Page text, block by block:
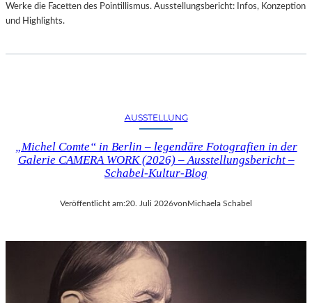
Werke die Facetten des Pointillismus. Ausstellungsbericht: Infos, Konzeption
und Highlights.
AUSSTELLUNG
„Michel Comte“ in Berlin – legendäre Fotografien in der
Galerie CAMERA WORK (2026) – Ausstellungsbericht –
Schabel-Kultur-Blog
Veröffentlicht am:20. Juli 2026vonMichaela Schabel